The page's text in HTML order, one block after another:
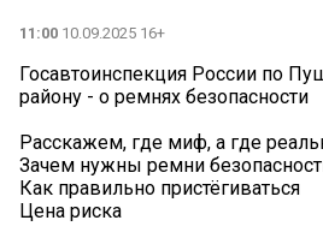
11:00 10.09.2025 16+
️Госавтоинспекция России по
району - о ремнях безопасности
Расскажем, где миф, а где
Зачем нужны ремни
Как правильно пристёгиваться
Цена риска